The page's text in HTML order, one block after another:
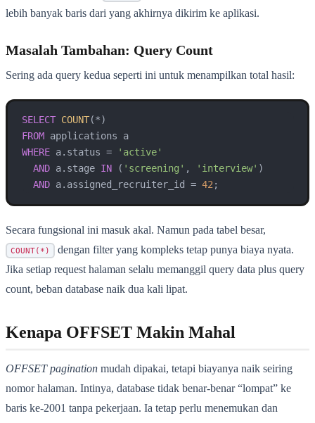
lebih banyak baris dari yang akhirnya dikirim ke aplikasi.
Masalah Tambahan: Query Count
Sering ada query kedua seperti ini untuk menampilkan total hasil:
SELECT COUNT(*
FROM
applications a
WHERE a.status =
'active'
AND a.stage IN ( 'screening' , 'interview' )
AND a.assigned_recruiter_id = 42
Secara fungsional ini masuk akal. Namun pada tabel besar,
COUNT(*)
dengan filter yang kompleks tetap punya biaya nyata.
Jika setiap request halaman selalu memanggil query data plus query
count, beban database naik dua kali lipat.
Kenapa OFFSET Makin Mahal
OFFSET pagination mudah dipakai, tetapi biayanya naik seiring
nomor halaman. Intinya, database tidak benar-benar “lompat” ke
baris ke-2001 tanpa pekerjaan. Ia tetap perlu menemukan dan